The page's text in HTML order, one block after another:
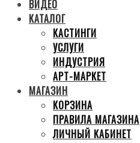
ВИДЕО
КАТАЛОГ
КАСТИНГИ
УСЛУГИ
ИНДУСТРИЯ
АРТ-МАРКЕТ
МАГАЗИН
КОРЗИНА
ПРАВИЛА МАГАЗИНА
ЛИЧНЫЙ КАБИНЕТ